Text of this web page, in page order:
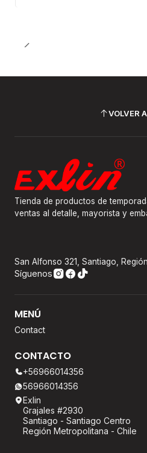
VOLVER
Tienda de productos de
ventas al detalle, mayorista y
San Alfonso 321, Santiago,
Síguenos
MENÚ
Contact
CONTACTO
+56966014356
56966014356
Exlin
Grajales #2930
Santiago - Santiago Centro
Región Metropolitana - Chile